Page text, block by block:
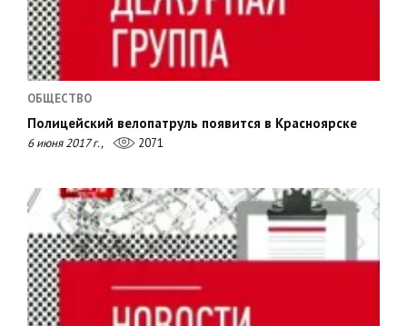
ОБЩЕСТВО
Полицейский велопатруль появится в Красноярске
6 июня 2017 г., 2071